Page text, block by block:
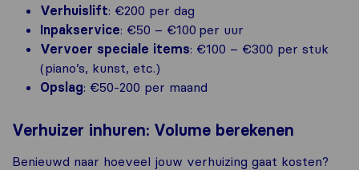
Verhuislift: €200 per dag
Inpakservice: €50 – €100 per uur
Vervoer speciale items: €100 – €300 per stuk
(piano’s, kunst, etc.)
Opslag: €50-200 per maand
Verhuizer inhuren: Volume berekenen
Benieuwd naar hoeveel jouw verhuizing gaat kosten?